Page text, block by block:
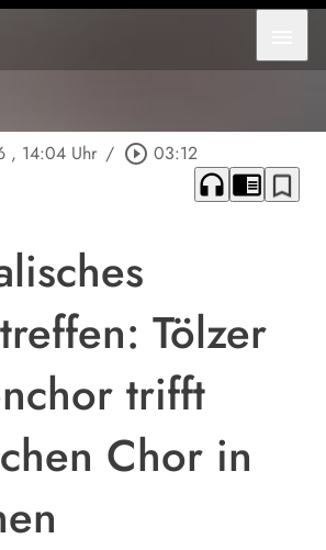
, 14:04 Uhr / play_circle_outline 03:12
headphones chrome_reader_mode bookmark_border
Tölzer
trifft
Chor in